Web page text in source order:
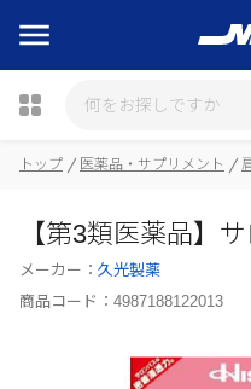
瓶詰
トップ 医薬品・サプリメント
【第3類医薬品】
メーカー： 久光製薬
商品コード： 4987188122013